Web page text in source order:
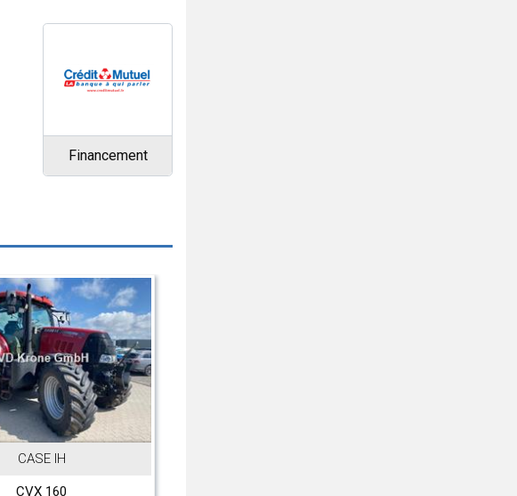
Financement
INCONNU
705 ELD 400V- 5kw